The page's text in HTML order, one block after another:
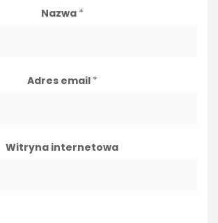
Nazwa *
Adres email *
Witryna internetowa